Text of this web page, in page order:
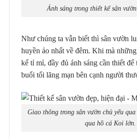
Ánh sáng trong thiết kế sân
Như chúng ta vẫn biết thì sân vườn
huyền ảo nhất về đêm. Khi mà
kế tỉ mỉ, đầy đủ ánh sáng cần thiết
buổi tối lãng mạn bên cạnh người
Giao thông trong sân vườn chủ yếu
qua hồ cá Koi lớn.